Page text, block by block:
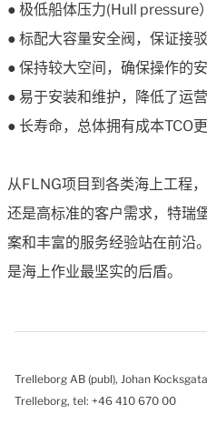
● 极低船体压力(Hull pressure
● 标配大容量安全阀，保证接
● 保持较大空间，确保操作的
● 易于安装和维护，降低了运
● 长寿命，总体拥有成本TCO
从FLNG项目到各类海上工程
还是高标准的客户需求，特瑞
案和丰富的服务经验站在前沿
是海上作业最坚实的后盾。
Trelleborg AB (publ), Johan
Trelleborg, tel: +46 410 670 00